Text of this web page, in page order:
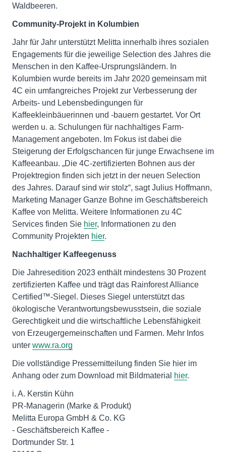
Waldbeeren.
Community-Projekt in Kolumbien
Jahr für Jahr unterstützt Melitta innerhalb ihres sozialen
Engagements für die jeweilige Selection des Jahres die
Menschen in den Kaffee-Ursprungsländern. In
Kolumbien wurde bereits im Jahr 2020 gemeinsam mit
4C ein umfangreiches Projekt zur Verbesserung der
Arbeits- und Lebensbedingungen für
Kaffeekleinbäuerinnen und -bauern gestartet. Vor Ort
werden u. a. Schulungen für nachhaltiges Farm-
Management angeboten. Im Fokus ist dabei die
Steigerung der Erfolgschancen für junge Erwachsene im
Kaffeeanbau. „Die 4C-zertifizierten Bohnen aus der
Projektregion finden sich jetzt in der neuen Selection
des Jahres. Darauf sind wir stolz“, sagt Julius Hoffmann,
Marketing Manager Ganze Bohne im Geschäftsbereich
Kaffee von Melitta. Weitere Informationen zu 4C
Services finden Sie hier, Informationen zu den
Community Projekten hier.
Nachhaltiger Kaffeegenuss
Die Jahresedition 2023 enthält mindestens 30 Prozent
zertifizierten Kaffee und trägt das Rainforest Alliance
Certified™-Siegel. Dieses Siegel unterstützt das
ökologische Verantwortungsbewusstsein, die soziale
Gerechtigkeit und die wirtschaftliche Lebensfähigkeit
von Erzeugergemeinschaften und Farmen. Mehr Infos
unter www.ra.org
Die vollständige Pressemitteilung finden Sie hier im
Anhang oder zum Download mit Bildmaterial
hier.
i. A. Kerstin Kühn
PR-Managerin (Marke & Produkt)
Melitta Europa GmbH & Co. KG
- Geschäftsbereich Kaffee -
Dortmunder Str. 1